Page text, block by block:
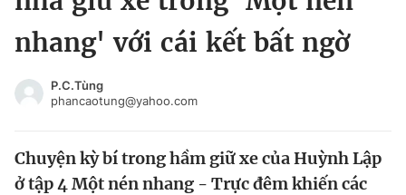
Chào ngày mới
Video Magazine
Tin đã xem
Đăng xuất
nhang' với cái kết bất ngờ
P.C.Tùng
phancaotung@yahoo.com
Chuyện kỳ bí trong hầm giữ xe của Huỳnh Lập
ở tập 4 Một nén nhang - Trực đêm khiến các